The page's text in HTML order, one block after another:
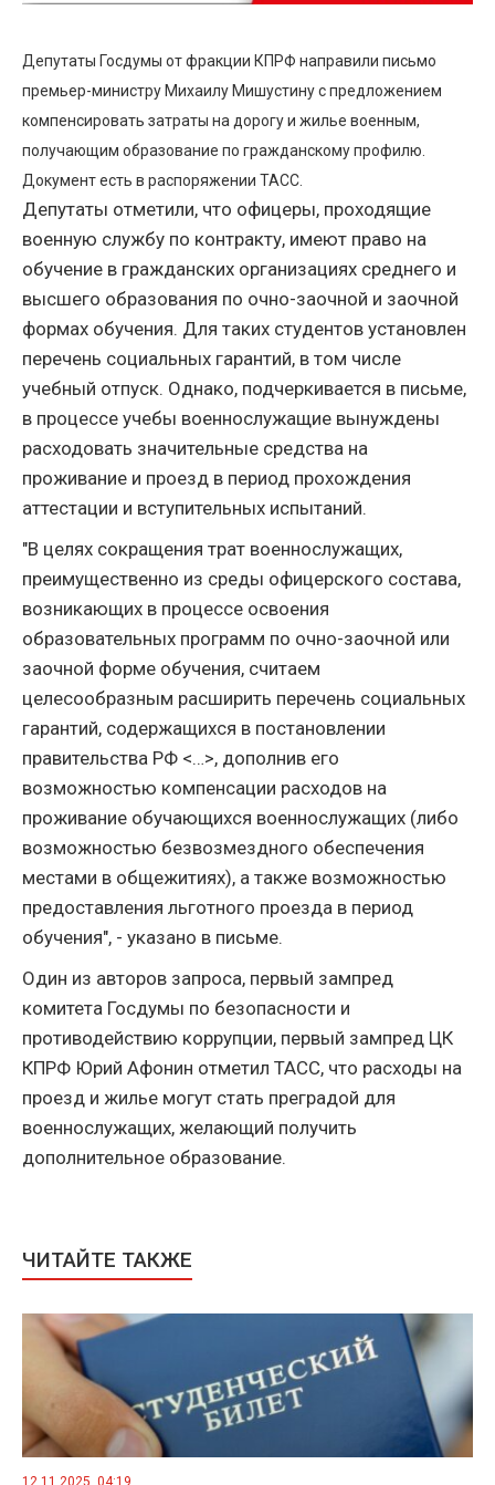
Депутаты Госдумы от фракции КПРФ направили письмо
премьер-министру Михаилу Мишустину с предложением
компенсировать затраты на дорогу и жилье военным,
получающим образование по гражданскому профилю.
Документ есть в распоряжении ТАСС.
Депутаты отметили, что офицеры, проходящие
военную службу по контракту, имеют право на
обучение в гражданских организациях среднего и
высшего образования по очно-заочной и заочной
формах обучения. Для таких студентов установлен
перечень социальных гарантий, в том числе
учебный отпуск. Однако, подчеркивается в письме,
в процессе учебы военнослужащие вынуждены
расходовать значительные средства на
проживание и проезд в период прохождения
аттестации и вступительных испытаний.
"В целях сокращения трат военнослужащих,
преимущественно из среды офицерского состава,
возникающих в процессе освоения
образовательных программ по очно-заочной или
заочной форме обучения, считаем
целесообразным расширить перечень социальных
гарантий, содержащихся в постановлении
правительства РФ <…>, дополнив его
возможностью компенсации расходов на
проживание обучающихся военнослужащих (либо
возможностью безвозмездного обеспечения
местами в общежитиях), а также возможностью
предоставления льготного проезда в период
обучения", - указано в письме.
Один из авторов запроса, первый зампред
комитета Госдумы по безопасности и
противодействию коррупции, первый зампред ЦК
КПРФ Юрий Афонин отметил ТАСС, что расходы на
проезд и жилье могут стать преградой для
военнослужащих, желающий получить
дополнительное образование.
ЧИТАЙТЕ ТАКЖЕ
12.11.2025, 04:19